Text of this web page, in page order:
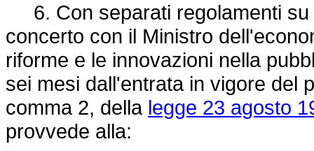
6. Con separati regolamenti su
concerto con il Ministro
riforme e le innovazioni nella
sei mesi dall'entrata in vigore del
comma 2, della legge 23 agosto
provvede alla: